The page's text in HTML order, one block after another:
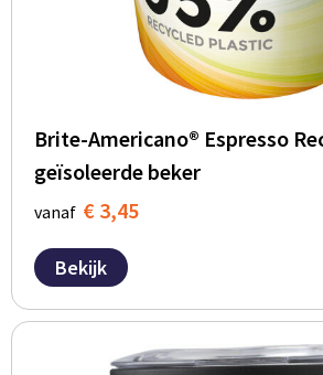
Brite-Americano® Espresso
geïsoleerde beker
vanaf € 3,45
Bekijk